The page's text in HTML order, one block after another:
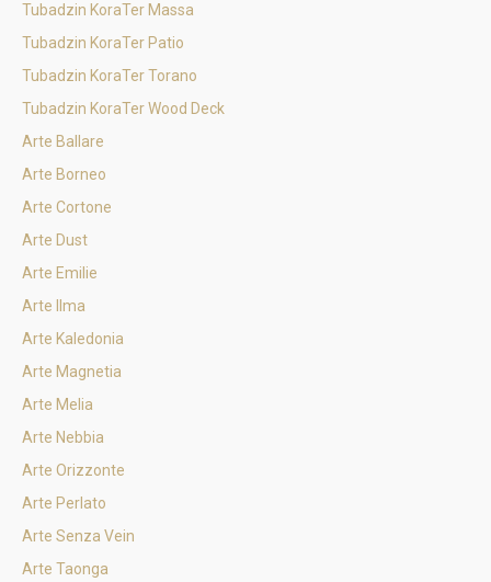
Tubadzin KoraTer Massa
Tubadzin KoraTer Patio
Tubadzin KoraTer Torano
Tubadzin KoraTer Wood Deck
Arte Ballare
Arte Borneo
Arte Cortone
Arte Dust
Arte Emilie
Arte Ilma
Arte Kaledonia
Arte Magnetia
Arte Melia
Arte Nebbia
Arte Orizzonte
Arte Perlato
Arte Senza Vein
Arte Taonga